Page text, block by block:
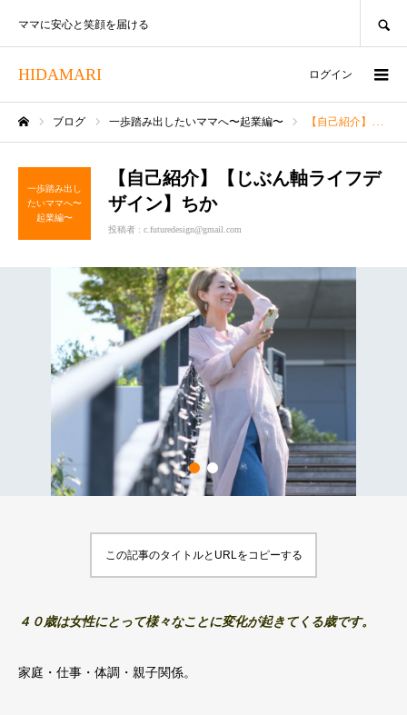
HIDAMARI
ママに安心と笑顔を届ける
ログイン
ブログ 一歩踏み出したいママへ〜起業編〜 【自己紹介】【じぶん軸ライフデザイン】ちか
一歩踏み出し
たいママへ〜
起業編〜
【自己紹介】【じぶん軸ライフデ
ザイン】ちか
投稿者 : c.futuredesign@gmail.com
この記事のタイトルとURLをコピーする
４０歳は女性にとって様々なことに変化が起きてくる歳です。
家庭・仕事・体調・親子関係。